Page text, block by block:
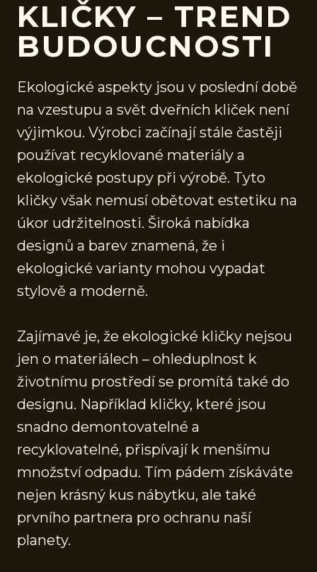
KLIČKY – TREND
BUDOUCNOSTI
Ekologické aspekty jsou v poslední době
na vzestupu a svět dveřních kliček není
výjimkou. Výrobci začínají stále častěji
používat recyklované materiály a
ekologické postupy při výrobě. Tyto
kličky však nemusí obětovat estetiku na
úkor udržitelnosti. Široká nabídka
designů a barev znamená, že i
ekologické varianty mohou vypadat
stylově a moderně.
Zajímavé je, že ekologické kličky nejsou
jen o materiálech – ohleduplnost k
životnímu prostředí se promítá také do
designu. Například kličky, které jsou
snadno demontovatelné a
recyklovatelné, přispívají k menšímu
množství odpadu. Tím pádem získáváte
nejen krásný kus nábytku, ale také
prvního partnera pro ochranu naší
planety.